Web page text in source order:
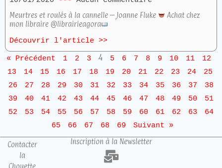
Meurtres et roulés à la cannelle – Joanne Fluke
Achat chez
mon libraire @librairieagora
Découvrir l'article >>
« Précédent 1 2 3 4 5 6 7 8 9 10 11
12
13
14 15 16 17 18 19 20 21 22 23 24
25
26
27 28 29 30 31 32 33 34 35 36 37
38
39
40 41 42 43 44 45 46 47 48 49 50
51
52
53 54 55 56 57 58 59 60 61 62 63
64
65
66 67 68 69 Suivant »
Contacter
la
Inscription à la Newsletter